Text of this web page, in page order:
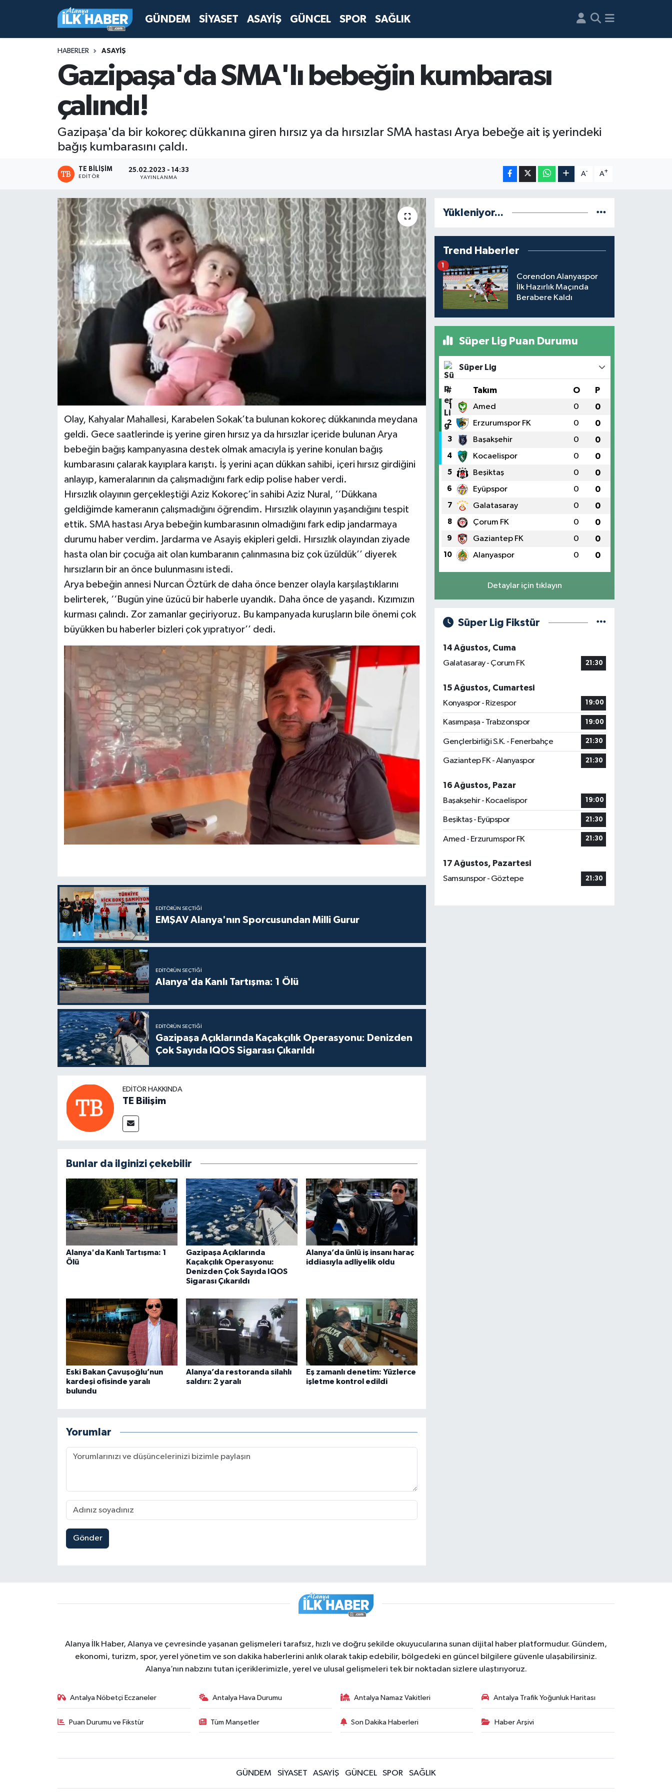
GÜNDEM SİYASET ASAYİŞ GÜNCEL SPOR SAĞLIK
HABERLER ASAYİŞ
Gazipaşa'da SMA'lı bebeğin kumbarası
çalındı!
Gazipaşa'da bir kokoreç dükkanına giren hırsız ya da hırsızlar SMA hastası Arya bebeğe ait iş yerindeki
bağış kumbarasını çaldı.
TE BILIŞIM
EDITÖR
25.02.2023 - 14:33
YAYINLANMA
A- A+
Olay, Kahyalar Mahallesi, Karabelen Sokak’ta bulunan kokoreç dükkanında meydana
geldi. Gece saatlerinde iş yerine giren hırsız ya da hırsızlar içeride bulunan Arya
bebeğin bağış kampanyasına destek olmak amacıyla iş yerine konulan bağış
kumbarasını çalarak kayıplara karıştı. İş yerini açan dükkan sahibi, içeri hırsız girdiğini
anlayıp, kameralarının da çalışmadığını fark edip polise haber verdi.
Hırsızlık olayının gerçekleştiği Aziz Kokoreç’in sahibi Aziz Nural, ‘‘Dükkana
geldiğimde kameranın çalışmadığını öğrendim. Hırsızlık olayının yaşandığını tespit
ettik. SMA hastası Arya bebeğin kumbarasının olmadığını fark edip jandarmaya
durumu haber verdim. Jardarma ve Asayiş ekipleri geldi. Hırsızlık olayından ziyade
hasta olan bir çocuğa ait olan kumbaranın çalınmasına biz çok üzüldük’’ diyerek
hırsızların bir an önce bulunmasını istedi.
Arya bebeğin annesi Nurcan Öztürk de daha önce benzer olayla karşılaştıklarını
belirterek, ‘‘Bugün yine üzücü bir haberle uyandık. Daha önce de yaşandı. Kızımızın
kurması çalındı. Zor zamanlar geçiriyoruz. Bu kampanyada kuruşların bile önemi çok
büyükken bu haberler bizleri çok yıpratıyor’’ dedi.
EDITÖRÜN SEÇTIĞI
EMŞAV Alanya'nın Sporcusundan Milli Gurur
EDITÖRÜN SEÇTIĞI
Alanya'da Kanlı Tartışma: 1 Ölü
EDITÖRÜN SEÇTIĞI
Gazipaşa Açıklarında Kaçakçılık Operasyonu: Denizden
Çok Sayıda IQOS Sigarası Çıkarıldı
EDITÖR HAKKINDA
TE Bilişim
Bunlar da ilginizi çekebilir
Alanya'da Kanlı Tartışma: 1
Ölü
Gazipaşa Açıklarında
Kaçakçılık Operasyonu:
Denizden Çok Sayıda IQOS
Sigarası Çıkarıldı
Alanya’da ünlü iş insanı haraç
iddiasıyla adliyelik oldu
Eski Bakan Çavuşoğlu’nun
kardeşi ofisinde yaralı
bulundu
Alanya’da restoranda silahlı
saldırı: 2 yaralı
Eş zamanlı denetim: Yüzlerce
işletme kontrol edildi
Yorumlar
Gönder
Yükleniyor...
Trend Haberler
Corendon Alanyaspor
İlk Hazırlık Maçında
Berabere Kaldı
1
Süper Lig Puan Durumu
Süper Lig
# Takım O P
1 Amed 0 0
2 Erzurumspor FK 0 0
3 Başakşehir 0 0
4 Kocaelispor 0 0
5 Beşiktaş 0 0
6 Eyüpspor 0 0
7 Galatasaray 0 0
8 Çorum FK 0 0
9 Gaziantep FK 0 0
10 Alanyaspor 0 0
Detaylar için tıklayın
Süper Lig Fikstür
14 Ağustos, Cuma
Galatasaray - Çorum FK
21:30
15 Ağustos, Cumartesi
Konyaspor - Rizespor
19:00
Kasımpaşa - Trabzonspor 19:00
Gençlerbirliği S.K. - Fenerbahçe 21:30
Gaziantep FK - Alanyaspor 21:30
16 Ağustos, Pazar
Başakşehir - Kocaelispor
19:00
Beşiktaş - Eyüpspor 21:30
Amed - Erzurumspor FK 21:30
17 Ağustos, Pazartesi
Samsunspor - Göztepe
21:30
Alanya İlk Haber, Alanya ve çevresinde yaşanan gelişmeleri tarafsız, hızlı ve doğru şekilde okuyucularına sunan dijital haber platformudur. Gündem,
ekonomi, turizm, spor, yerel yönetim ve son dakika haberlerini anlık olarak takip edebilir, bölgedeki en güncel bilgilere güvenle ulaşabilirsiniz.
Alanya’nın nabzını tutan içeriklerimizle, yerel ve ulusal gelişmeleri tek bir noktadan sizlere ulaştırıyoruz.
Antalya Nöbetçi Eczaneler Antalya Hava Durumu Antalya Namaz Vakitleri Antalya Trafik Yoğunluk Haritası
Puan Durumu ve Fikstür Tüm Manşetler Son Dakika Haberleri Haber Arşivi
GÜNDEM SİYASET ASAYİŞ GÜNCEL SPOR SAĞLIK
Antalya Nöbetçi Eczaneler
Antalya Hava Durumu
Antalya Namaz Vakitleri
Antalya Trafik Yoğunluk Haritası
Süper Lig Puan Durumu ve Fikstür
Tüm Manşetler
Haber Arşivi